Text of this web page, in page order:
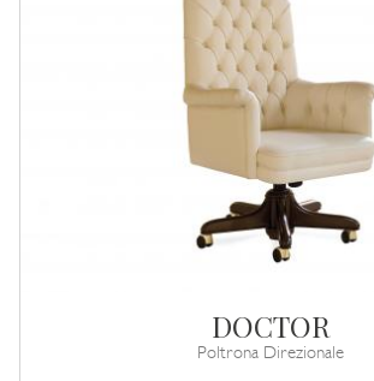
DOCTOR
Poltrona Direzionale